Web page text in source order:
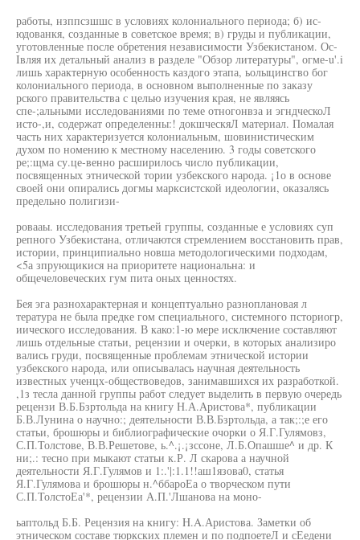
работы, нзппсзшшс в условиях колониального периода; б) ис-
юдованкя, созданные в советское время; в) груды и публикации,
уготовленные после обретения независимости Узбекистаном. Ос-
Iвляя их детальный анализ в разделе "Обзор литературы", огме-u'.i
лишь характерную особенность каздого этапа, ьолыцинсгво бог
колониального периода, в основном выполненные по заказу
рского правительства с целью изучения края, не являясь
спе-;альными исследованиями по теме отногонвза и эгндческоЛ
исто-,и, содержат определенны:! докшческяЛ материал. Помалая
часть них характеризуется колониальным, шовинистическим
духом по номению к местному населению. 3 годы советского
ре;:щма су.це-венно расширилось число публикации,
посвященных этнической тории узбекского народа. ¡1о в основе
своей они опирались догмы марксистской идеологии, оказалясь
предельно полигизи-
ровааы. исследования третьей группы, созданные е условиях суп
репного Узбекистана, отличаются стремлением восстановить прав,
истории, принципиально новша методологическими подходам,
<5а зпрующикися на приоритете национальна: и
общечеловеческих гум пита оных ценностях.
Бея эга разнохарактерная и концептуально разноплановая л
тература не была предке гом специального, системного псториогр,
иического исследования. В како:1-ю мере исключение составляют
лишь отдельные статьи, рецензии и очерки, в которых анализиро
вались груди, посвященные проблемам этнической истории
узбекского народа, или описывалась научная деятельность
известных ученцх-обществоведов, занимавшихся их разработкой.
,1з тесла данной группы работ следует выделить в первую очередь
рецензи В.Б.Бзртольда на книгу Н.А.Аристова*, публикации
Б.В.Лунина о научно:; деятельности В.В.Бзртольда, а так;:;е его
статьи, брошюры и библиографические очорки о Я.Г.Гулямовз,
С.П.Толстове, В.В.Решетове, ь.^.¡.¡зссоне, Л.Б.Опашше^ и др. К
ни;.: тесно при мыкают статьи к.Р. Л скарова а научной
деятельности Я.Г.Гулямов и 1:.'|:1.1!!аш1язова0, статья
Я.Г.Гулямова и брошюры н.^ббароЕа о творческом пути
С.П.ТолстоЕа'*, рецензии А.П.'Лшанова на моно-
ьаптольд Б.Б. Рецензия на книгу: H.A.Аристова. Заметки об
этническом составе тюркских племен и по подпоетеЛ и сЕедени